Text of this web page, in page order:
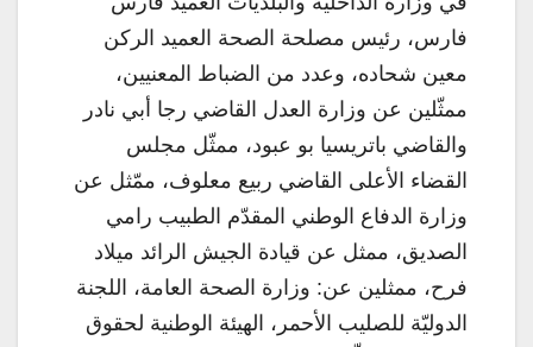
فارس، رئيس مصلحة الصحة العميد الركن
معين شحاده، وعدد من الضباط المعنيين،
ممثّلين عن وزارة العدل القاضي رجا أبي نادر
والقاضي باتريسيا بو عبود، ممثّل مجلس
القضاء الأعلى القاضي ربيع معلوف، ممّثل عن
وزارة الدفاع الوطني المقدّم الطبيب رامي
الصديق، ممثل عن قيادة الجيش الرائد ميلاد
فرح، ممثلين عن: وزارة الصحة العامة، اللجنة
الدوليّة للصليب الأحمر، الهيئة الوطنية لحقوق